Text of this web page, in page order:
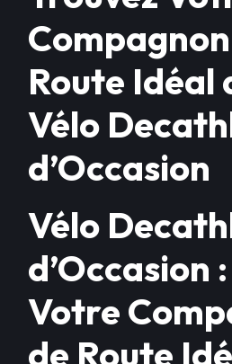
Route Idéal
Vélo
d’Occasion
Vélo
d’Occasion
Votre
de Route